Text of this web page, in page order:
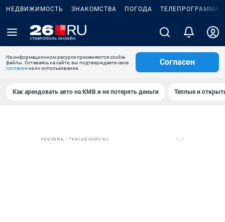
НЕДВИЖИМОСТЬ ЗНАКОМСТВА ПОГОДА ТЕЛЕПРОГРАММА
На информационном ресурсе применяются cookie-
файлы. Оставаясь на сайте, вы подтверждаете свое
согласиена их использование.
Согласен
Как арендовать авто на КМВ и не потерять деньги Теплые и
РЕКЛАМА • TKACHEVKMV.RU